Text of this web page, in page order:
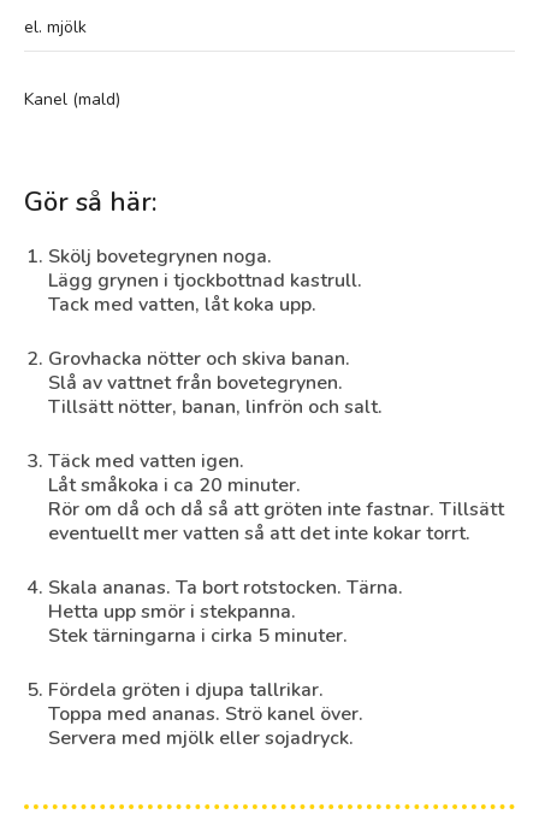
el. mjölk
Kanel (mald)
Gör så här:
Skölj bovetegrynen noga.
Lägg grynen i tjockbottnad kastrull.
Tack med vatten, låt koka upp.
Grovhacka nötter och skiva banan.
Slå av vattnet från bovetegrynen.
Tillsätt nötter, banan, linfrön och salt.
Täck med vatten igen.
Låt småkoka i ca 20 minuter.
Rör om då och då så att gröten inte fastnar. Tillsätt
eventuellt mer vatten så att det inte kokar torrt.
Skala ananas. Ta bort rotstocken. Tärna.
Hetta upp smör i stekpanna.
Stek tärningarna i cirka 5 minuter.
Fördela gröten i djupa tallrikar.
Toppa med ananas. Strö kanel över.
Servera med mjölk eller sojadryck.